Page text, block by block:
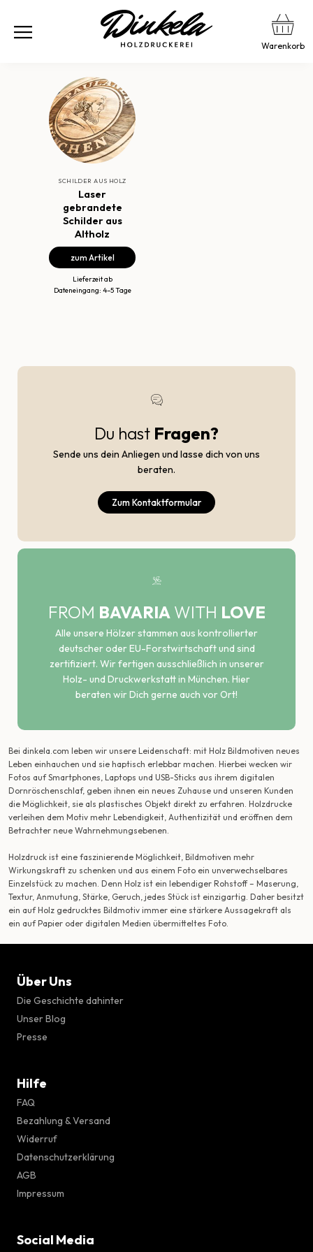
Warenkorb
SCHILDER AUS HOLZ
Laser
gebrandete
Schilder aus
Altholz
zum Artikel
Lieferzeit ab
Dateneingang: 4–5 Tage
Du hast Fragen?
Sende uns dein Anliegen und lasse dich von uns
beraten.
Zum Kontaktformular
FROM BAVARIAWITH LOVE
Alle unsere Hölzer stammen aus kontrollierter
deutscher oder EU-Forstwirtschaft und sind
zertifiziert. Wir fertigen ausschließlich in unserer
Holz- und Druckwerkstatt in München. Hier
beraten wir Dich gerne auch vor Ort!
Bei dinkela.com leben wir unsere Leidenschaft: mit Holz Bildmotiven neues
Leben einhauchen und sie haptisch erlebbar machen. Hierbei wecken wir
Fotos auf Smartphones, Laptops und USB-Sticks aus ihrem digitalen
Dornröschenschlaf, geben ihnen ein neues Zuhause und unseren Kunden
die Möglichkeit, sie als plastisches Objekt direkt zu erfahren. Holzdrucke
verleihen dem Motiv mehr Lebendigkeit, Authentizität und eröffnen dem
Betrachter neue Wahrnehmungsebenen.
Holzdruck ist eine faszinierende Möglichkeit, Bildmotiven mehr
Wirkungskraft zu schenken und aus einem Foto ein unverwechselbares
Einzelstück zu machen. Denn Holz ist ein lebendiger Rohstoff – Maserung,
Textur, Anmutung, Stärke, Geruch, jedes Stück ist einzigartig. Daher besitzt
ein auf Holz gedrucktes Bildmotiv immer eine stärkere Aussagekraft als
ein auf Papier oder digitalen Medien übermitteltes Foto.
Über Uns
Die Geschichte dahinter
Unser Blog
Presse
Hilfe
FAQ
Bezahlung & Versand
Widerruf
Datenschutzerklärung
AGB
Impressum
Social Media